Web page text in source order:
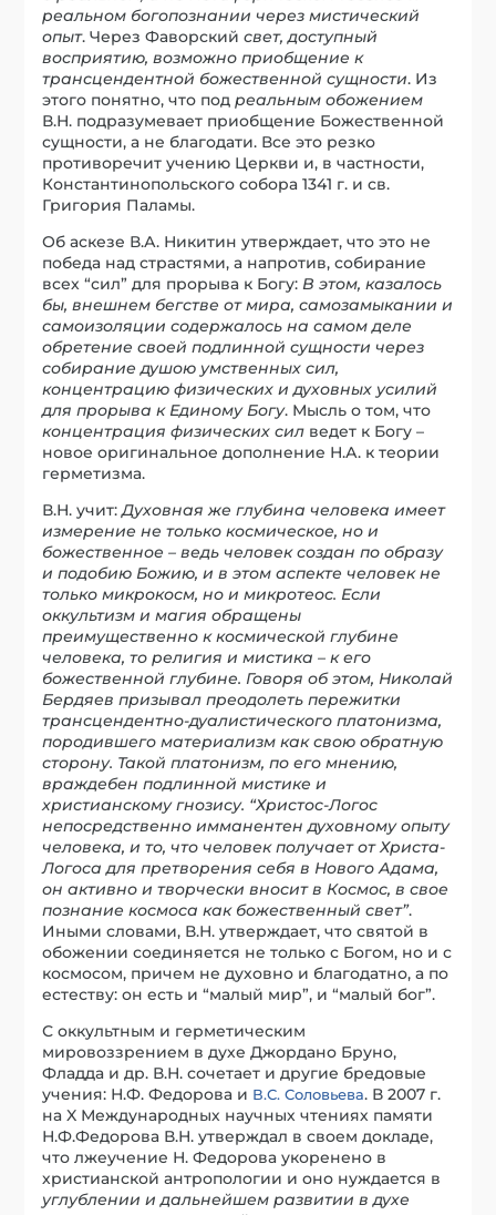
реальном богопознании через мистический
опыт. Через Фаворскийсвет, доступный
восприятию, возможно приобщение к
трансцендентной божественной сущности. Из
этого понятно, что подреальным обожением
В.Н. подразумевает приобщение Божественной
сущности, а не благодати. Все это резко
противоречит учению Церкви и, в частности,
Константинопольского собора 1341 г. и св.
Григория Паламы.
Об аскезе В.А. Никитин утверждает, что это не
победа над страстями, а напротив, собирание
всех “сил” для прорыва к Богу:В этом, казалось
бы, внешнем бегстве от мира, самозамыкании и
самоизоляции содержалось на самом деле
обретение своей подлинной сущности через
собирание душою умственных сил,
концентрацию физических и духовных усилий
для прорыва к Единому Богу. Мысль о том, что
концентрация физических сил ведет к Богу –
новое оригинальное дополнение Н.А. к теории
герметизма.
В.Н. учит:Духовная же глубина человека имеет
измерение не только космическое, но и
божественное – ведь человек создан по образу
и подобию Божию, и в этом аспекте человек не
только микрокосм, но и микротеос. Если
оккультизм и магия обращены
преимущественно к космической глубине
человека, то религия и мистика – к его
божественной глубине. Говоря об этом, Николай
Бердяев призывал преодолеть пережитки
трансцендентно-дуалистического платонизма,
породившего материализм как свою обратную
сторону. Такой платонизм, по его мнению,
враждебен подлинной мистике и
христианскому гнозису. “Христос-Логос
непосредственно имманентен духовному опыту
человека, и то, что человек получает от Христа-
Логоса для претворения себя в Нового Адама,
он активно и творчески вносит в Космос, в свое
познание космоса как божественный свет”.
Иными словами, В.Н. утверждает, что святой в
обожении соединяется не только с Богом, но и с
космосом, причем не духовно и благодатно, а по
естеству: он есть и “малый мир”, и “малый бог”.
С оккультным и герметическим
мировоззрением в духе Джордано Бруно,
Фладда и др. В.Н. сочетает и другие бредовые
учения: Н.Ф. Федорова и В.С. Соловьева. В 2007 г.
на X Международных научных чтениях памяти
Н.Ф.Федорова В.Н. утверждал в своем докладе,
что лжеучение Н. Федорова укоренено в
христианской антропологии и оно нуждается в
углублении и дальнейшем развитии в духе